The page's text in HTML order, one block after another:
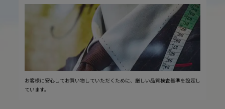
お客様に安心してお買い物していただくために、厳しい品質検査基準を設定し
ています。